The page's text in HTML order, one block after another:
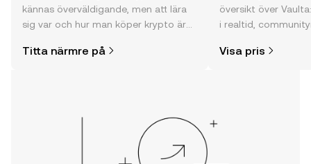
kännas överväldigande, men att lära
sig var och hur man köper krypto är
din resa på OKX mobilapp eller direkt
Titta närmre på
översikt över
i realtid,
Visa pris